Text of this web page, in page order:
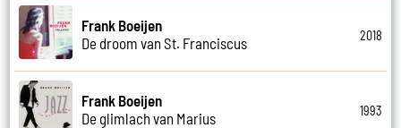
Frank Boeijen
De droom van St. Franciscus
2018
Frank Boeijen
De glimlach van Marius
1993